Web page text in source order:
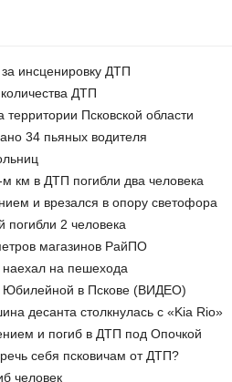
инсценировку ДТП
ДТП
Псковской области
34 пьяных водителя
км в ДТП погибли два человека
и врезался в опору светофора
погибли 2 человека
магазинов РайПО
на пешехода
Юбилейной в Пскове (ВИДЕО)
десанта столкнулась с «Kia Rio»
и погиб в ДТП под Опочкой
себя псковичам от ДТП?
человек